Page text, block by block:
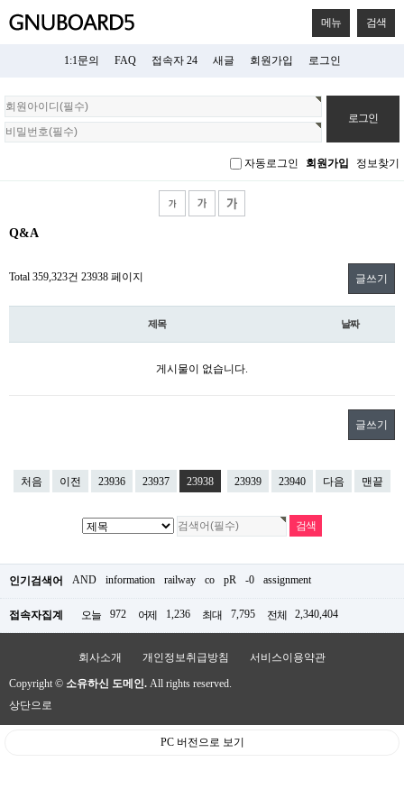
메뉴 검색
1:1문의 FAQ 접속자 24 새글 회원가입 로그인
회
원
로
자동로그인 회원가입 정보찾기
Q&A
Total 359,323건 23938 페이지 글쓰기
제목 날짜
게시물이 없습니다.
글쓰기
처음 이전 23936 23937 23938 23939 23940 다음 맨끝
인기검색어 AND information railway co pR -0 assignment
접속자집계 오늘 972 어제 1,236 최대 7,795 전체 2,340,404
회사소개 개인정보취급방침 서비스이용약관
Copyright © 소유하신 도메인. All rights reserved.
상단으로
PC 버전으로 보기